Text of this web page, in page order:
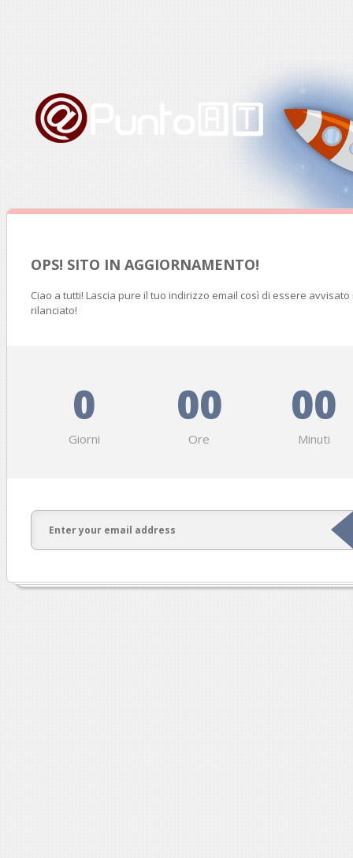
OPS! SITO IN AGGIORNAMENTO!
Ciao a tutti! Lascia pure il tuo indirizzo email così di essere
rilanciato!
0
Giorni
00
Ore
00
Minuti